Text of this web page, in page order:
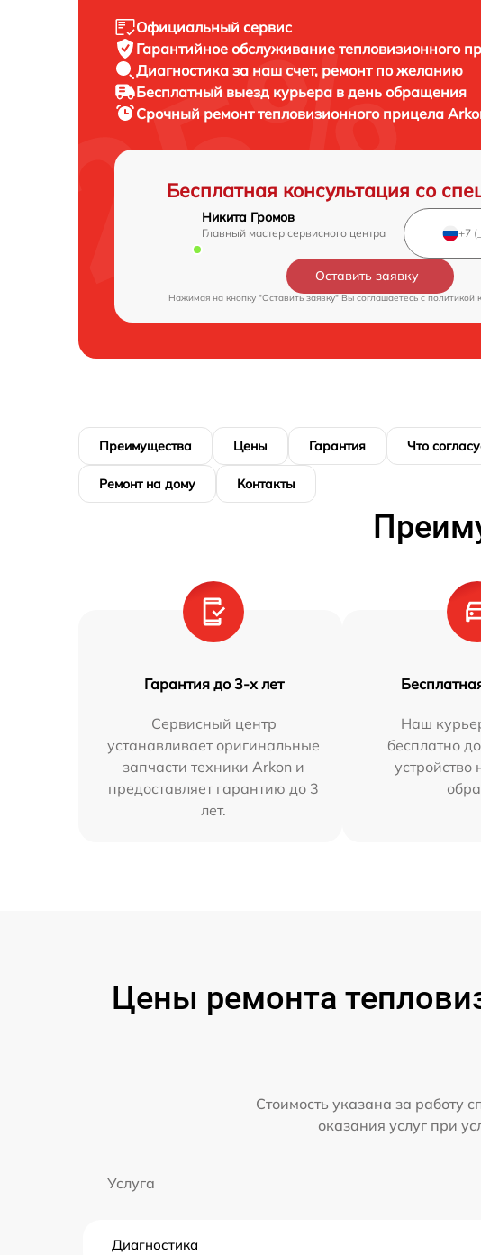
Официальный сервис
Гарантийное обслуживание тепловизионного
Диагностика за наш счет, ремонт по желанию
Бесплатный выезд курьера в день обращения
Срочный ремонттепловизионного прицела
Бесплатная консультация со
Никита Громов
Главный мастер сервисного центра
Оставить заявку
Нажимая на кнопку "Оставить заявку" Вы соглашаетесь cполитикой
Преимущества Цены Гарантия Что
Ремонт на дому Контакты
Гарантия до 3-х лет
Сервисный центр
устанавливает оригинальные
запчасти техники Arkon и
предоставляет гарантию до 3
лет.
Наш
бесплатно
устройство
Цены ремонта
Стоимость указана за работу
оказания услуг при
Услуга
Диагностика